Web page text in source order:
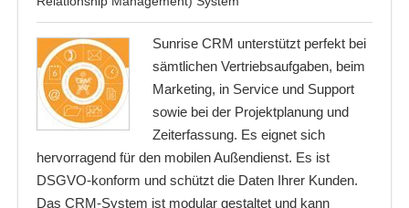
Sunrise CRM unterstützt perfekt bei
sämtlichen Vertriebsaufgaben, beim
Marketing, in Service und Support
sowie bei der Projektplanung und
Zeiterfassung. Es eignet sich
hervorragend für den mobilen Außendienst. Es ist
DSGVO-konform und schützt die Daten Ihrer Kunden.
Das CRM-System ist modular gestaltet und kann